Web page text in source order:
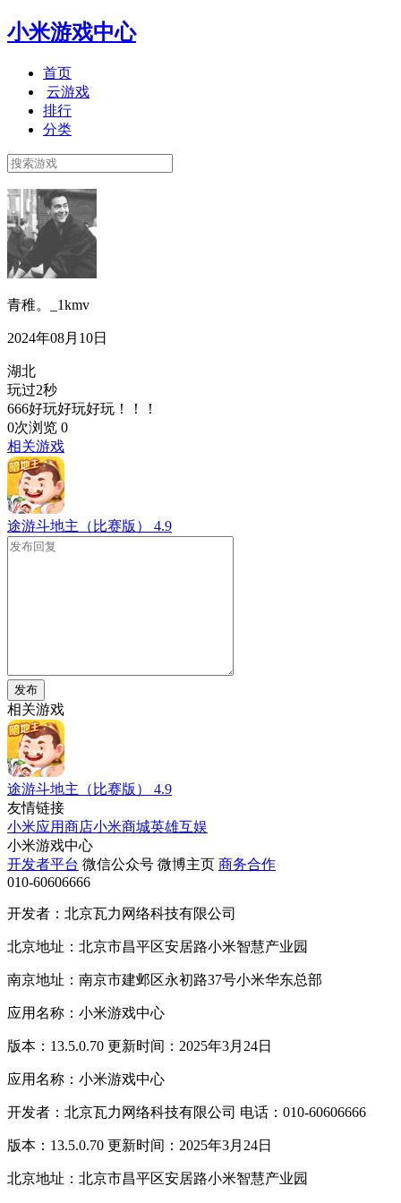
小米游戏中心
首页
云游戏
排行
分类
青稚。_1kmv
2024年08月10日
湖北
玩过2秒
666好玩好玩好玩！！！
0次浏览 0
相关游戏
途游斗地主（比赛版） 4.9
发布
相关游戏
途游斗地主（比赛版）
4.9
友情链接
小米应用商店小米商城英雄互娱
小米游戏中心
开发者平台 微信公众号 微博主页 商务合作
010-60606666
开发者：北京瓦力网络科技有限公司
北京地址：北京市昌平区安居路小米智慧产业园
南京地址：南京市建邺区永初路37号小米华东总部
应用名称：小米游戏中心
版本：13.5.0.70 更新时间：2025年3月24日
应用名称：小米游戏中心
开发者：北京瓦力网络科技有限公司 电话：010-60606666
版本：13.5.0.70 更新时间：2025年3月24日
北京地址：北京市昌平区安居路小米智慧产业园